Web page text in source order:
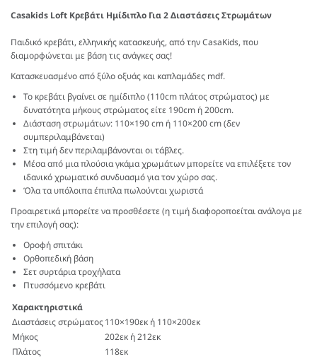
Casakids Loft Κρεβάτι Ημίδιπλο Για 2 Διαστάσεις Στρωμάτων
Παιδικό κρεβάτι, ελληνικής κατασκευής, από την CasaKids, που
διαμορφώνεται με βάση τις ανάγκες σας!
Κατασκευασμένο από ξύλο οξυάς και καπλαμάδες mdf.
Το κρεβάτι βγαίνει σε ημίδιπλο (110cm πλάτος στρώματος) με
δυνατότητα μήκους στρώματος είτε 190cm ή 200cm.
Διάσταση στρωμάτων: 110×190 cm ή 110×200 cm (δεν
συμπεριλαμβάνεται)
Στη τιμή δεν περιλαμβάνονται οι τάβλες.
Μέσα από μια πλούσια γκάμα χρωμάτων μπορείτε να επιλέξετε τον
ιδανικό χρωματικό συνδυασμό για τον χώρο σας.
Όλα τα υπόλοιπα έπιπλα πωλούνται χωριστά
Προαιρετικά μπορείτε να προσθέσετε (η τιμή διαφοροποείται ανάλογα με
την επιλογή σας):
Οροφή σπιτάκι
Ορθοπεδική βάση
Σετ συρτάρια τροχήλατα
Πτυσσόμενο κρεβάτι
Χαρακτηριστικά
Διαστάσεις στρώματος 110×190εκ ή 110×200εκ
Μήκος
202εκ ή 212εκ
Πλάτος
118εκ